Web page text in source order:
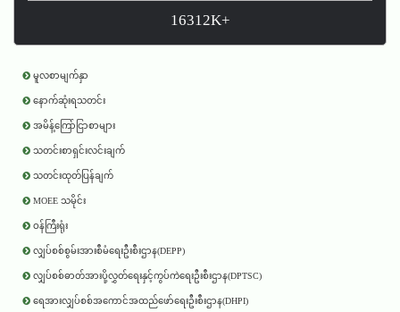
16312K+
မူလစာမျက်နှာ
နောက်ဆုံးရသတင်း
အမိန့်ကြော်ငြာစာများ
သတင်းစာရှင်းလင်းချက်
သတင်းထုတ်ပြန်ချက်
MOEE သမိုင်း
ဝန်ကြီးရုံး
လျှပ်စစ်စွမ်းအားစီမံရေးဦးစီးဌာန(DEPP)
လျှပ်စစ်ဓာတ်အားပို့လွှတ်ရေးနှင့်ကွပ်ကဲရေးဦးစီးဌာန(DPTSC)
ရေအားလျှပ်စစ်အကောင်အထည်ဖော်ရေးဦးစီးဌာန(DHPI)